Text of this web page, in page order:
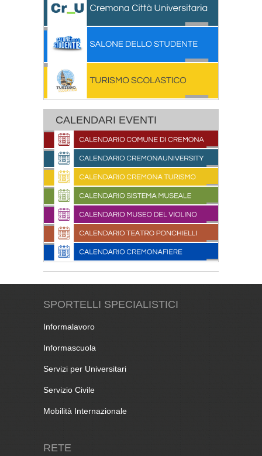
CALENDARI EVENTI
SPORTELLI SPECIALISTICI
Informalavoro
Informascuola
Servizi per Universitari
Servizio Civile
Mobilità Internazionale
RETE